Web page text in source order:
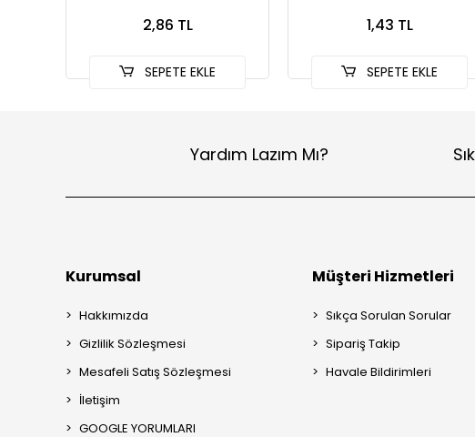
2,86 TL
SEPETE EKLE
1,43 TL
SEPETE EKLE
Yardım Lazım Mı?
Kurumsal
Hakkımızda
Gizlilik Sözleşmesi
Mesafeli Satış Sözleşmesi
İletişim
GOOGLE YORUMLARI
Müşteri Hizmetleri
Sıkça Sorulan Sorular
Sipariş Takip
Havale Bildirimleri